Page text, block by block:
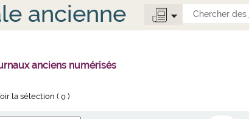
ancienne
anciens numérisés
la sélection (0 )